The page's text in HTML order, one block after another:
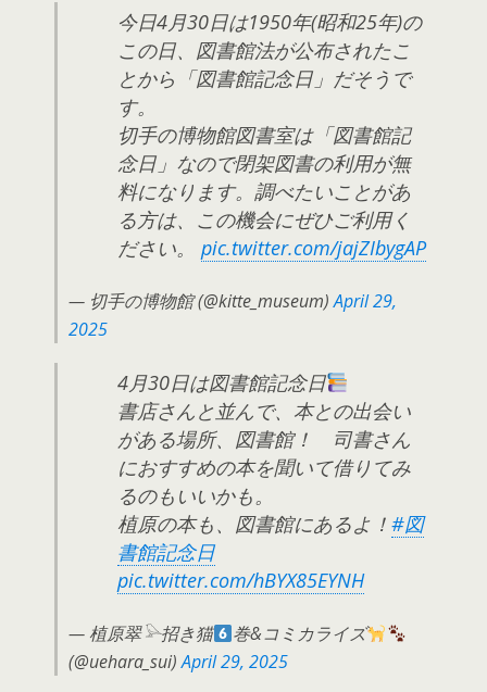
今日4月30日は1950年(昭和25年)の
この日、図書館法が公布されたこ
とから「図書館記念日」だそうで
す。
切手の博物館図書室は「図書館記
念日」なので閉架図書の利用が無
料になります。調べたいことがあ
る方は、この機会にぜひご利用く
ださい。 pic.twitter.com/jajZIbygAP
— 切手の博物館 (@kitte_museum)April 29,
2025
4月30日は図書館記念日
書店さんと並んで、本との出会い
がある場所、図書館！ 司書さん
におすすめの本を聞いて借りてみ
るのもいいかも。
植原の本も、図書館にあるよ！ #図
書館記念日
pic.twitter.com/hBYX85EYNH
— 植原翠𓅪招き猫
巻&コミカライズ
(@uehara_sui)April 29, 2025